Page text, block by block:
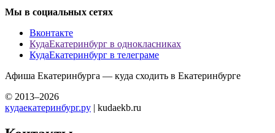
Мы в социальных сетях
Вконтакте
КудаЕкатеринбург в однокласниках
КудаЕкатеринбург в телеграме
Афиша Екатеринбурга — куда сходить в Екатеринбурге
© 2013–2026
кудаекатеринбург.ру | kudaekb.ru